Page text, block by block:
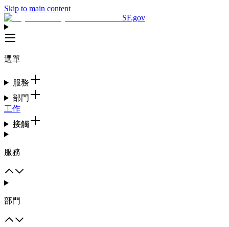
Skip to main content
SF.gov
選單
服務
部門
工作
接觸
服務
部門